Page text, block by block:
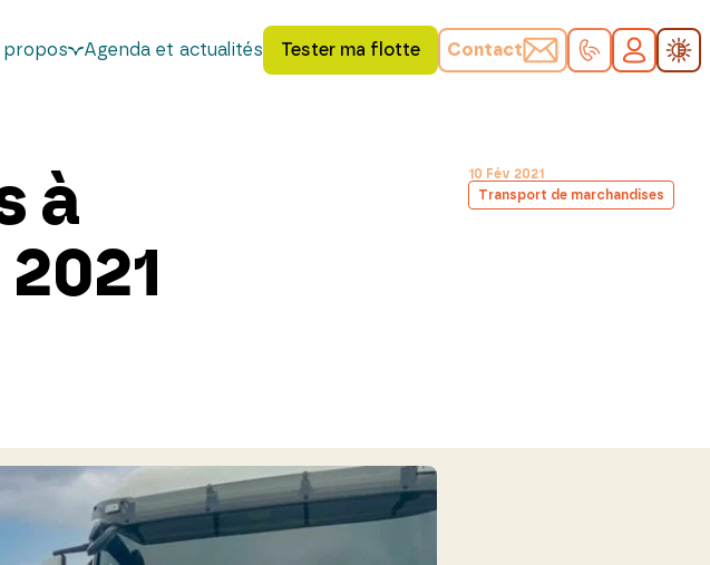
propos Agenda et actualités Tester ma flotte Contact
à
10 Fév 2021
Transport de marchandises